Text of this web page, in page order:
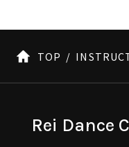
TOP
Rei Dance